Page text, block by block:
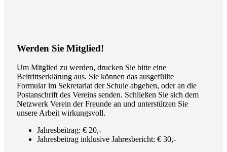
Werden Sie Mitglied!
Um Mitglied zu werden, drucken Sie bitte eine
Beitrittserklärung aus. Sie können das ausgefüllte
Formular im Sekretariat der Schule abgeben, oder an die
Postanschrift des Vereins senden. Schließen Sie sich dem
Netzwerk Verein der Freunde an und unterstützen Sie
unsere Arbeit wirkungsvoll.
Jahresbeitrag: € 20,-
Jahresbeitrag inklusive Jahresbericht: € 30,-